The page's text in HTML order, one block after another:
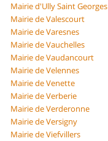
Mairie d'Ully Saint Georges
Mairie de Valescourt
Mairie de Varesnes
Mairie de Vauchelles
Mairie de Vaudancourt
Mairie de Velennes
Mairie de Venette
Mairie de Verberie
Mairie de Verderonne
Mairie de Versigny
Mairie de Viefvillers